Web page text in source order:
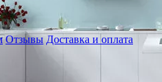
Отзывы Доставка и оплата